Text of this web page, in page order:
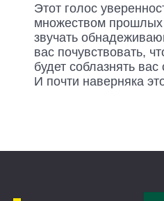
Этот голос
множеством
звучать
вас почувствовать,
будет соблазнять
И почти наверняка